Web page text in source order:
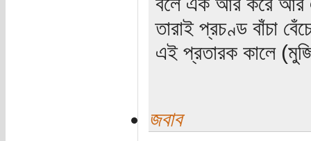
তারাই প্রচণ্ড বাঁচা
এই প্রতারক কালে
জবাব